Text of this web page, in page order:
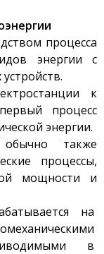
процесса
энергии с
к
процесс
энергии.
обычно также
процессы,
мощности и
на
в